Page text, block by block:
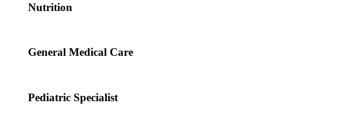
Nutrition
General Medical Care
Pediatric Specialist